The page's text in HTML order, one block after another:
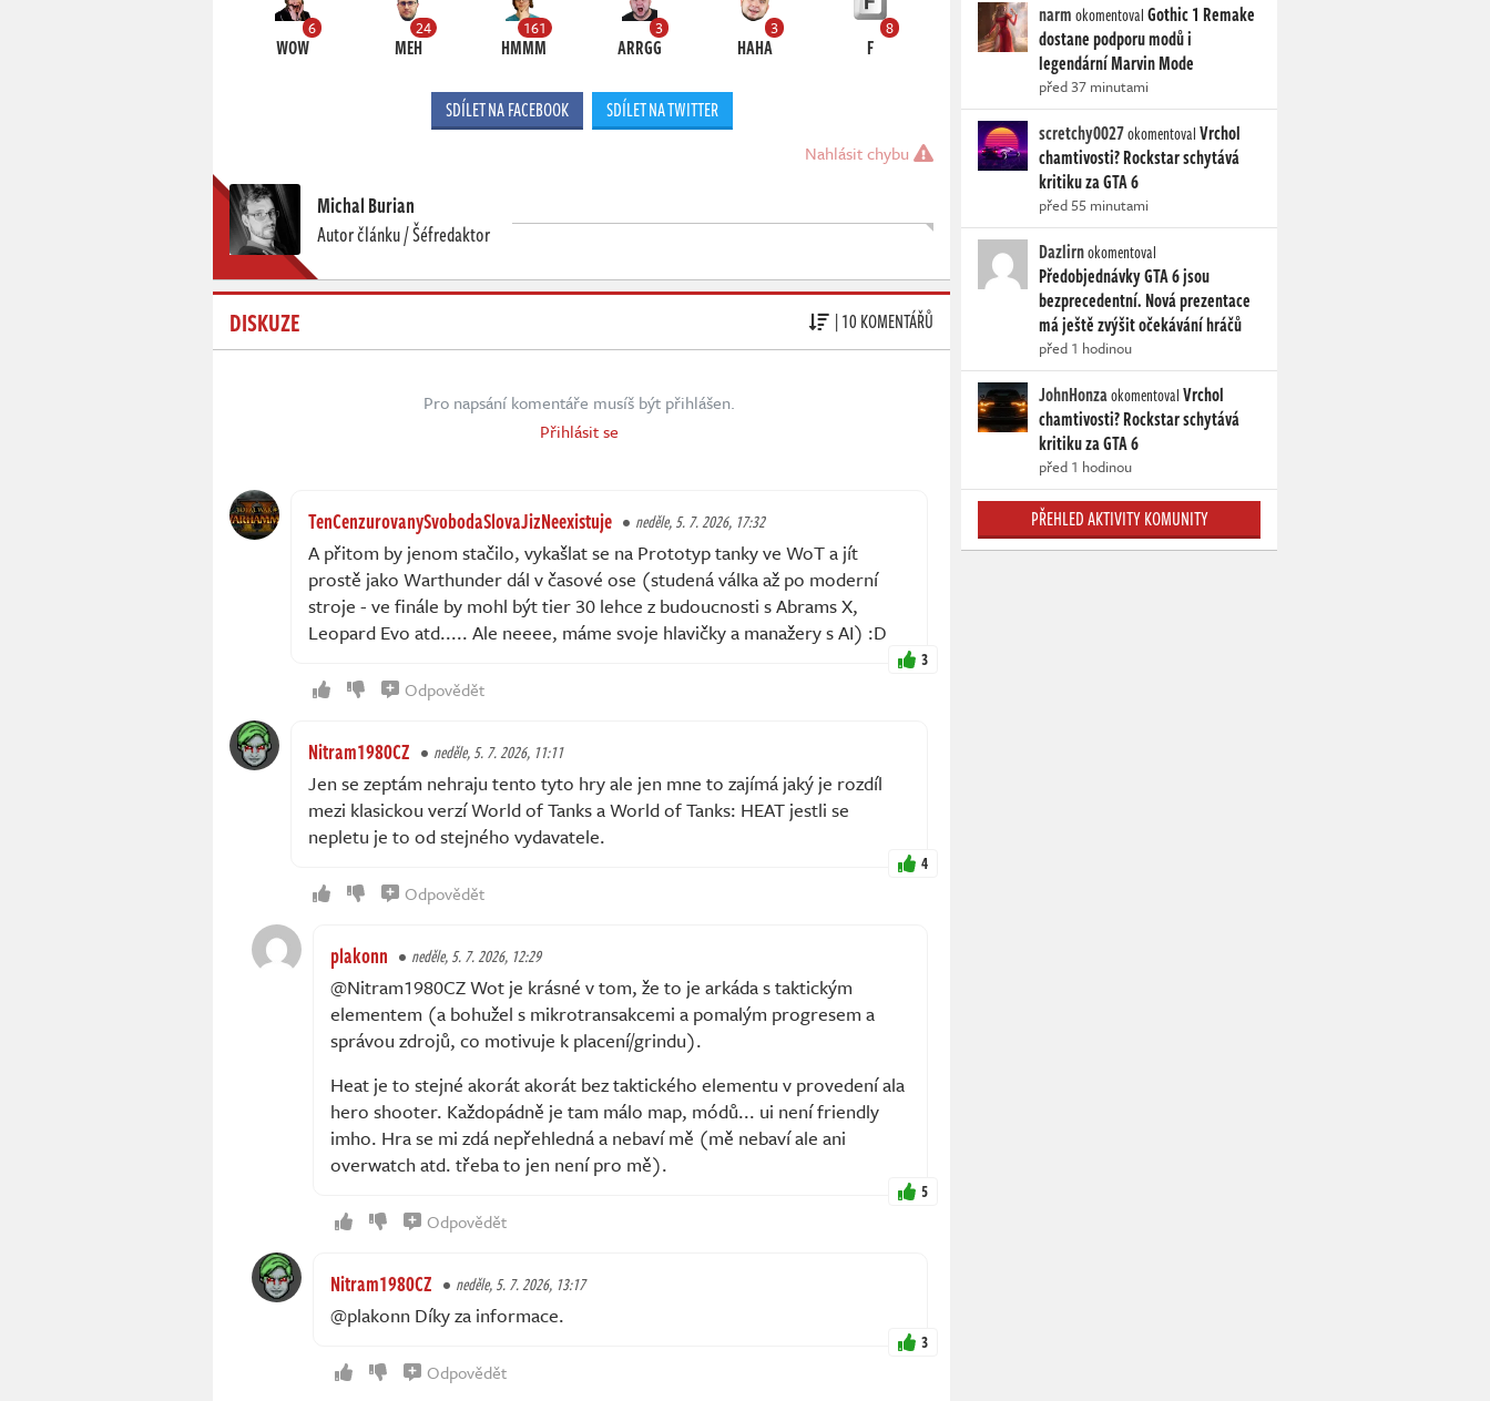
6
WOW
24
MEH
161
HMMM
3
ARRGG
3
HAHA
8
F
SDÍLET NA FACEBOOK SDÍLET NA TWITTER
Nahlásit chybu
Michal Burian
Autor článku / Šéfredaktor
DISKUZE | 10 KOMENTÁŘŮ
Pro napsání komentáře musíš být přihlášen.
Přihlásit se
TenCenzurovanySvobodaSlovaJizNeexistuje neděle, 5. 7. 2026, 17:32
A přitom by jenom stačilo, vykašlat se na Prototyp tanky ve WoT a jít
prostě jako Warthunder dál v časové ose (studená válka až po moderní
stroje - ve finále by mohl být tier 30 lehce z budoucnosti s Abrams X,
Leopard Evo atd..... Ale neeee, máme svoje hlavičky a manažery s AI) :D
3
Odpovědět
Nitram1980CZ neděle, 5. 7. 2026, 11:11
Jen se zeptám nehraju tento tyto hry ale jen mne to zajímá jaký je rozdíl
mezi klasickou verzí World of Tanks a World of Tanks: HEAT jestli se
nepletu je to od stejného vydavatele.
4
Odpovědět
plakonn neděle, 5. 7. 2026, 12:29
@Nitram1980CZ Wot je krásné v tom, že to je arkáda s taktickým
elementem (a bohužel s mikrotransakcemi a pomalým progresem a
správou zdrojů, co motivuje k placení/grindu).
Heat je to stejné akorát akorát bez taktického elementu v provedení ala
hero shooter. Každopádně je tam málo map, módů... ui není friendly
imho. Hra se mi zdá nepřehledná a nebaví mě (mě nebaví ale ani
overwatch atd. třeba to jen není pro mě).
5
Odpovědět
Nitram1980CZ neděle, 5. 7. 2026, 13:17
@plakonn Díky za informace.
3
Odpovědět
narmokomentovalGothic 1 Remake
dostane podporu modů i
legendární Marvin Mode
před 37 minutami
scretchy0027okomentovalVrchol
chamtivosti? Rockstar schytává
kritiku za GTA 6
před 55 minutami
Dazlirnokomentoval
Předobjednávky GTA 6 jsou
bezprecedentní. Nová prezentace
má ještě zvýšit očekávání hráčů
před 1 hodinou
JohnHonzaokomentovalVrchol
chamtivosti? Rockstar schytává
kritiku za GTA 6
před 1 hodinou
PŘEHLED AKTIVITY KOMUNITY